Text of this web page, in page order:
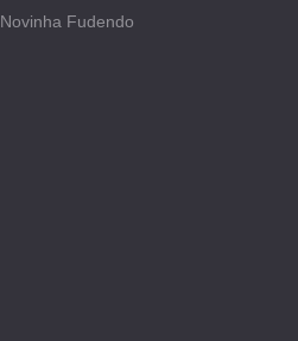
Novinha Fudendo